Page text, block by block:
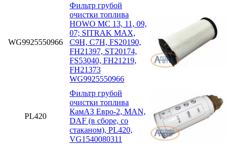
WG9925550966
Фильтр грубой
очистки топлива
HOWO MC 13, 11, 09,
07; SITRAK MAX,
C9H, C7H, FS20190,
FH21397, ST20174,
FS53040, FH21219,
FH21373
WG9925550966
PL420
Фильтр грубой
очистки топлива
КамАЗ Евро-2, MAN,
DAF (в сборе, со
стаканом), PL420,
VG1540080311